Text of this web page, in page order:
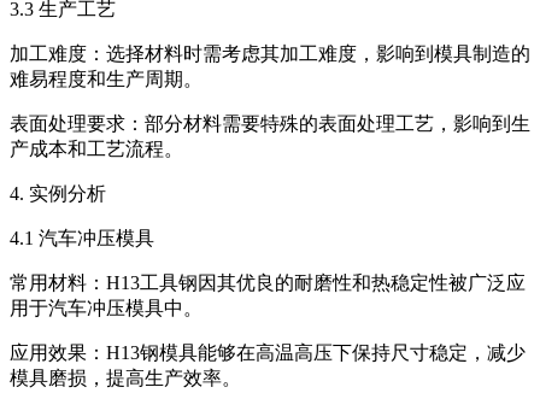
3.3 生产工艺
加工难度：选择材料时需考虑其加工难度，影响到模具制造的
难易程度和生产周期。
表面处理要求：部分材料需要特殊的表面处理工艺，影响到生
产成本和工艺流程。
4. 实例分析
4.1 汽车冲压模具
常用材料：H13工具钢因其优良的耐磨性和热稳定性被广泛应
用于汽车冲压模具中。
应用效果：H13钢模具能够在高温高压下保持尺寸稳定，减少
模具磨损，提高生产效率。